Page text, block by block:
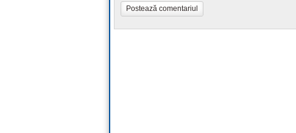
Postează comentariul